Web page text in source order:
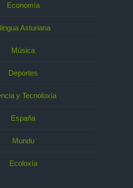
Economía
Asturiana
Música
Deportes
y Tecnoloxía
España
Mundu
Ecoloxía